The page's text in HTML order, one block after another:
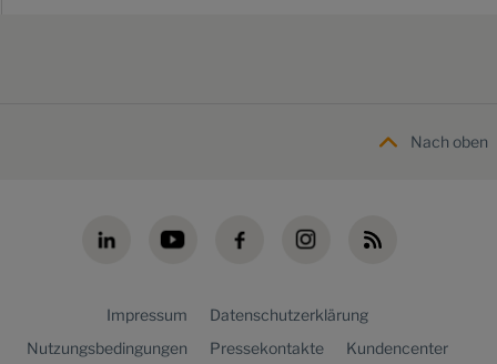
Nach oben
Impressum
Datenschutzerklärung
Nutzungsbedingungen
Pressekontakte Kundencenter